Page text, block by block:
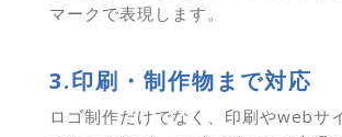
マークで表現します。
3.印刷・制作物まで対応
ロゴ制作だけでなく、印刷やwebサ